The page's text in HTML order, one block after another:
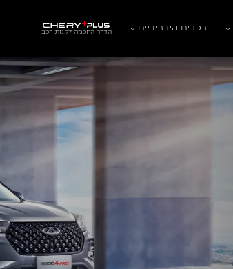
רכבים היברידיים הדרך החכמה לקנות רכב